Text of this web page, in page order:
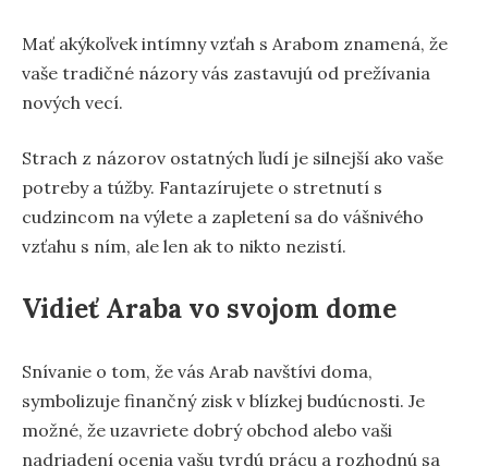
Mať akýkoľvek intímny vzťah s Arabom znamená, že
vaše tradičné názory vás zastavujú od prežívania
nových vecí.
Strach z názorov ostatných ľudí je silnejší ako vaše
potreby a túžby. Fantazírujete o stretnutí s
cudzincom na výlete a zapletení sa do vášnivého
vzťahu s ním, ale len ak to nikto nezistí.
Vidieť Araba vo svojom dome
Snívanie o tom, že vás Arab navštívi doma,
symbolizuje finančný zisk v blízkej budúcnosti. Je
možné, že uzavriete dobrý obchod alebo vaši
nadriadení ocenia vašu tvrdú prácu a rozhodnú sa